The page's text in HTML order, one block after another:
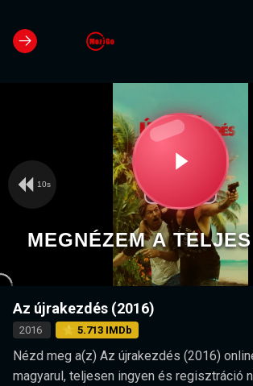
loading.
Play
Video
10s
MEGNÉZEM A
Az újrakezdés (2016)
2016 ⭐ 5.713 IMDb
Nézd meg a(z) Az újrakezdés (2016)
magyarul, teljesen ingyen és regisztráció